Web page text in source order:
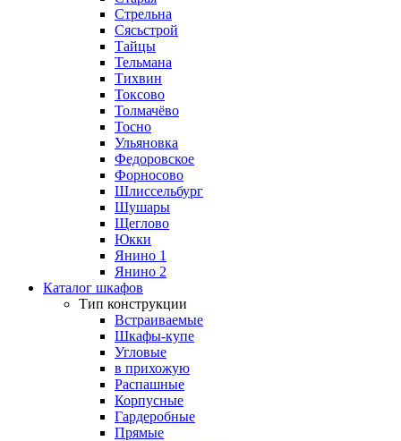
Стрельна
Сясьстрой
Тайцы
Тельмана
Тихвин
Токсово
Толмачёво
Тосно
Ульяновка
Федоровское
Форносово
Шлиссельбург
Шушары
Щеглово
Юкки
Янино 1
Янино 2
Каталог шкафов
Тип конструкции
Встраиваемые
Шкафы-купе
Угловые
в прихожую
Распашные
Корпусные
Гардеробные
Прямые